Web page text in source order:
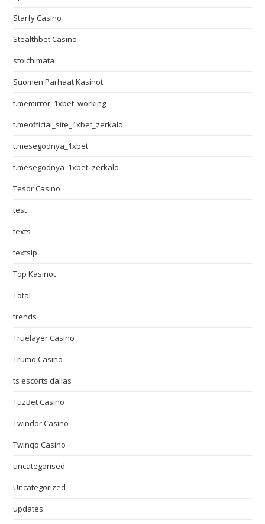
Starfy Casino
Stealthbet Casino
stoichimata
Suomen Parhaat Kasinot
t.memirror_1xbet_working
t.meofficial_site_1xbet_zerkalo
t.mesegodnya_1xbet
t.mesegodnya_1xbet_zerkalo
Tesor Casino
test
texts
textslp
Top Kasinot
Total
trends
Truelayer Casino
Trumo Casino
ts escorts dallas
TuzBet Casino
Twindor Casino
Twinqo Casino
uncategorised
Uncategorized
updates